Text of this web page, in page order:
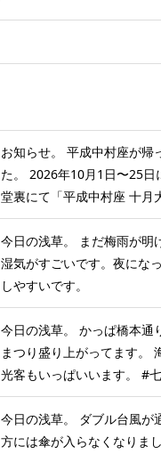
お知らせ。 平成中村座が帰
た。 2026年10月1日〜25日
堂裏にて「平成中村座 十月
今日の浅草。 まだ梅雨が明
湿気がすごいです。夜にな
しやすいです。
今日の浅草。 かっぱ橋本通
まつり盛り上がってます。
光客もいっぱいいます。 #
今日の浅草。 ダブル台風が
方には傘が入らなくなりま